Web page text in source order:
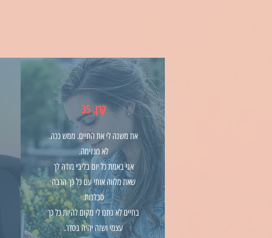
קרן, 35
את משנה לי את החיים. ממש ככה.
לא מגזימה.
אני באמת כל יום בליבי מודה לך
שאת מלווה אותי עם כל כך הרבה
סבלנות.
בחיים לא נתנו לי מקום להיות כל כך
עצמי ושזה יהיה בסדר.